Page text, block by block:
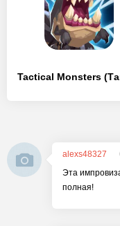
alexs48327
Эта
полная!